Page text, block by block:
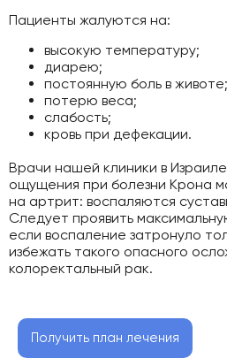
Пациенты жалуются на:
высокую температуру;
диарею;
постоянную боль в животе;
потерю веса;
слабость;
кровь при дефекации.
Врачи нашей клиники в
ощущения при болезни Крона
на артрит: воспаляются
Следует проявить
если воспаление затронуло
избежать такого опасного
колоректальный рак.
Получить план лечения